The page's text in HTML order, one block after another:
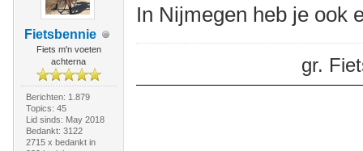
Fietsbennie
Fiets m'n voeten
achterna
Berichten: 1.879
Topics: 45
Lid sinds: May 2018
Bedankt: 3122
2715 x bedankt in
In Nijmegen heb je ook
gr.